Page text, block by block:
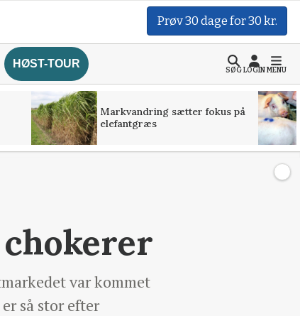
Prøv 30 dage for 30 kr.
HØST-TOUR
SØGLOGINMENU
Markvandring sætter fokus på
elefantgræs
var kommet
så stor efter